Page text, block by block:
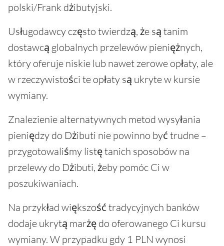
polski/Frank dżibutyjski.
Usługodawcy często twierdzą, że są tanim
dostawcą globalnych przelewów pieniężnych,
który oferuje niskie lub nawet zerowe opłaty, ale
w rzeczywistości te opłaty są ukryte w kursie
wymiany.
Znalezienie alternatywnych metod wysyłania
pieniędzy do Dżibuti nie powinno być trudne –
przygotowaliśmy listę tanich sposobów na
przelewy do Dżibuti, żeby pomóc Ci w
poszukiwaniach.
Na przykład większość tradycyjnych banków
dodaje ukrytą marżę do oferowanego Ci kursu
wymiany. W przypadku gdy 1 PLN wynosi